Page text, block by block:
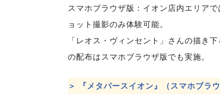
スマホブラウザ版：イオン店内エリア
ョット撮影のみ体験可能。
「レオス・ヴィンセント」さんの描き
の配布はスマホブラウザ版でも実施。
＞ 『メタバースイオン』（スマホブラ